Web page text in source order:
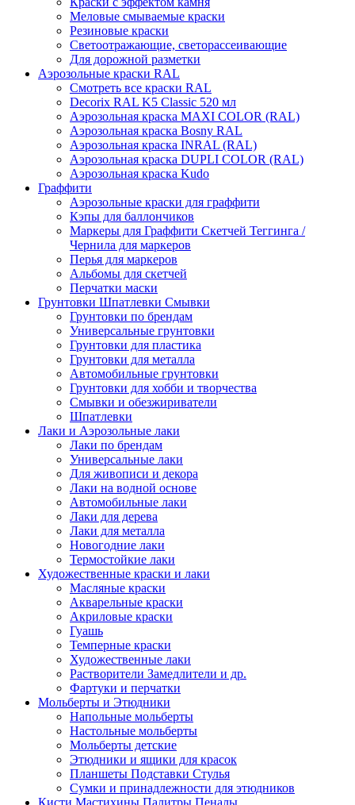
Меловые смываемые краски
Резиновые краски
Светоотражающие, светорассеивающие
Для дорожной разметки
Аэрозольные краски RAL
Смотреть все краски RAL
Decorix RAL K5 Classic 520 мл
Аэрозольная краска MAXI COLOR (RAL)
Аэрозольная краска Bosny RAL
Аэрозольная краска INRAL (RAL)
Аэрозольная краска DUPLI COLOR (RAL)
Аэрозольная краска Kudo
Граффити
Аэрозольные краски для граффити
Кэпы для баллончиков
Маркеры для Граффити Скетчей Теггинга /
Чернила для маркеров
Перья для маркеров
Альбомы для скетчей
Перчатки маски
Грунтовки Шпатлевки Смывки
Грунтовки по брендам
Универсальные грунтовки
Грунтовки для пластика
Грунтовки для металла
Автомобильные грунтовки
Грунтовки для хобби и творчества
Смывки и обезжириватели
Шпатлевки
Лаки и Аэрозольные лаки
Лаки по брендам
Универсальные лаки
Для живописи и декора
Лаки на водной основе
Автомобильные лаки
Лаки для дерева
Лаки для металла
Новогодние лаки
Термостойкие лаки
Художественные краски и лаки
Масляные краски
Акварельные краски
Акриловые краски
Гуашь
Темперные краски
Художественные лаки
Растворители Замедлители и др.
Фартуки и перчатки
Мольберты и Этюдники
Напольные мольберты
Настольные мольберты
Мольберты детские
Этюдники и ящики для красок
Планшеты Подставки Стулья
Сумки и принадлежности для этюдников
Кисти Мастихины Палитры Пеналы